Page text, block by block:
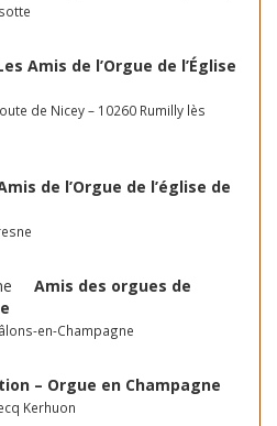
Amis de l’Orgue de l’Église
de Nicey – 10260 Rumilly lès
de l’Orgue de l’église de
Amis des orgues de
en-Champagne
– Orgue en Champagne
Kerhuon